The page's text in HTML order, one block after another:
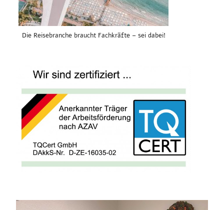
Die Reisebranche braucht Fachkräfte – sei dabei!